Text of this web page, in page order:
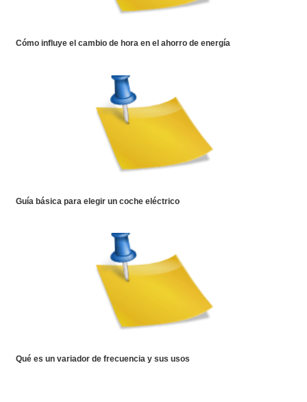
Cómo influye el cambio de hora en el ahorro de energía
Guía básica para elegir un coche eléctrico
Qué es un variador de frecuencia y sus usos